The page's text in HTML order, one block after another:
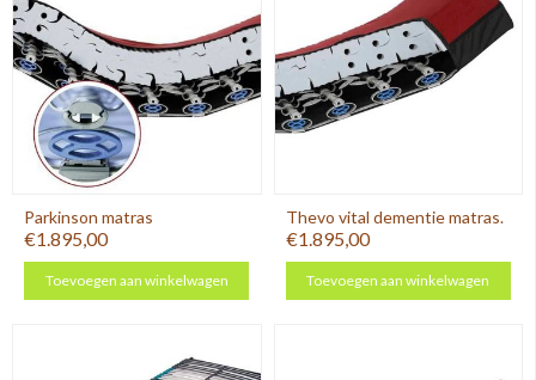
Parkinson matras
€1.895,00
Toevoegen aan winkelwagen
Thevo vital dementie matras.
€1.895,00
Toevoegen aan winkelwagen